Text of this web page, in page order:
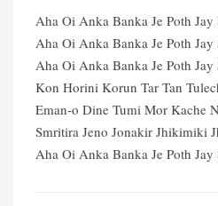
Aha Oi Anka Banka Je Poth Jay
Aha Oi Anka Banka Je Poth Jay
Aha Oi Anka Banka Je Poth
Kon Horini Korun Tar Tan
Eman-o Dine Tumi Mor
Smritira Jeno Jonakir Jhikimiki
Aha Oi Anka Banka Je Poth Jay